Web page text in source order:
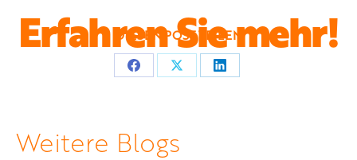
Erfahren Sie mehr!
DIESEN POST TEILEN
Teilen Teilen Teilen
Weitere Blogs